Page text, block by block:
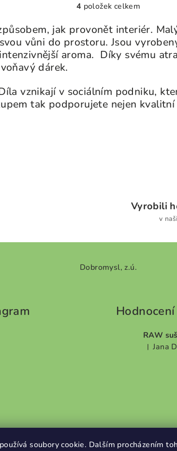
soubory cookie. Dalším procházením
O
v
á
c
í
s
4 položek celkem
jak provonět interiér.
vůni do prostoru. Jsou
aroma. Díky svému
dárek.
vznikají v sociálním podniku,
tak podporujete nejen
Vyrobili
v
Dobromysl, z.ú.
Hodnocení
RAW
| Jana